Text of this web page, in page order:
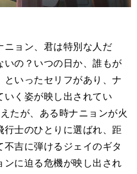
ョン、君は特別な人だ
の？いつの日か、誰もが
いったセリフがあり、ナ
く姿が映し出されてい
たが、ある時ナニョンが火
士のひとりに選ばれ、距
吉に弾けるジェイのギタ
に迫る危機が映し出され